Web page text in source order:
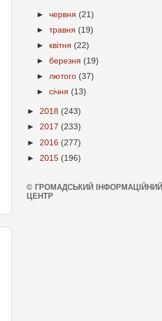
►червня (21)
►травня (19)
► квітня (22)
►березня (19)
►лютого (37)
►січня (13)
► 2018 (243)
► 2017 (233)
► 2016 (277)
► 2015 (196)
© ГРОМАДСЬКИЙ ІНФОРМАЦІЙНИЙ
ЦЕНТР